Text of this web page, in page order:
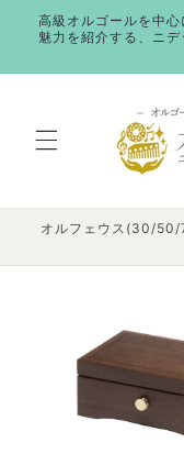
ンツに
進む
高級オルゴールを中
魅力を紹介する、ニ
オルフェウス(30/50/